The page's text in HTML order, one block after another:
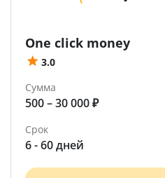
One click money
3.0
Сумма
500 – 30 000 ₽
Срок
6 - 60 дней